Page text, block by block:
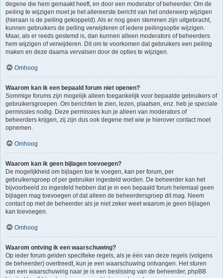
degene die hem gemaakt heeft, en door een moderator of beheerder. Om de
peiling te wijzigen moet je het allereerste bericht van het onderwerp wijzigen
(hieraan is de peiling gekoppeld). Als er nog geen stemmen zijn uitgebracht,
kunnen gebruikers de peiling verwijderen of iedere peilingsoptie wijzigen.
Maar, als er reeds gestemd is, dan kunnen alleen moderators of beheerders
hem wijzigen of verwijderen. Dit om te voorkomen dat gebruikers een peiling
maken en deze daarna vervalsen door de opties te wijzigen.
Omhoog
Waarom kan ik een bepaald forum niet openen?
Sommige forums zijn mogelijk alleen toegankelijk voor bepaalde gebruikers of
gebruikersgroepen. Om berichten te zien, lezen, plaatsen, enz. heb je speciale
permissies nodig. Deze permissies kun je alleen van moderators of
beheerders krijgen, zij zijn dus ook degene met wie je hierover contact moet
opnemen.
Omhoog
Waarom kan ik geen bijlagen toevoegen?
De mogelijkheid om bijlagen toe te voegen, kan per forum, per
gebruikersgroep of per gebruiker ingesteld worden. De beheerder kan het
bijvoorbeeld zo ingesteld hebben dat je in een bepaald forum helemaal geen
bijlagen mag toevoegen of dat alleen de beheerdersgroep dit mag. Neem
contact op met de beheerder als je niet zeker weet waarom je geen bijlagen
kan toevoegen.
Omhoog
Waarom ontving ik een waarschuwing?
Op ieder forum gelden specifieke regels, als je één van deze regels (volgens
de beheerder) overtreedt, kun je een waarschuwing ontvangen. Het sturen
van een waarschuwing naar je is een beslissing van de beheerder, phpBB